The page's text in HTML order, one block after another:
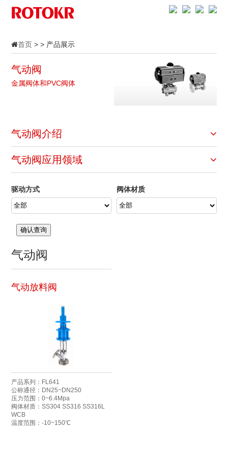
首页 > > 产品展示
气动阀
金属阀体和PVC阀体
气动阀介绍
气动阀应用领域
驱动方式 阀体材质
确认查询
气动阀
气动放料阀
产品系列：FL641
公称通径：DN25~DN250
压力范围：0~6.4Mpa
阀体材质：SS304 SS316 SS316L
WCB
温度范围：-10~150℃